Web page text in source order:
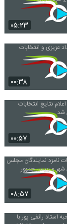
۰۵:۲۳
۰۰:۳۸
۰۰:۵۷
۰۸:۵۷